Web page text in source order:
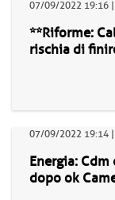
07/09/2022 19:16
**Riforme:
rischia di
07/09/2022 19:14
Energia:
dopo ok